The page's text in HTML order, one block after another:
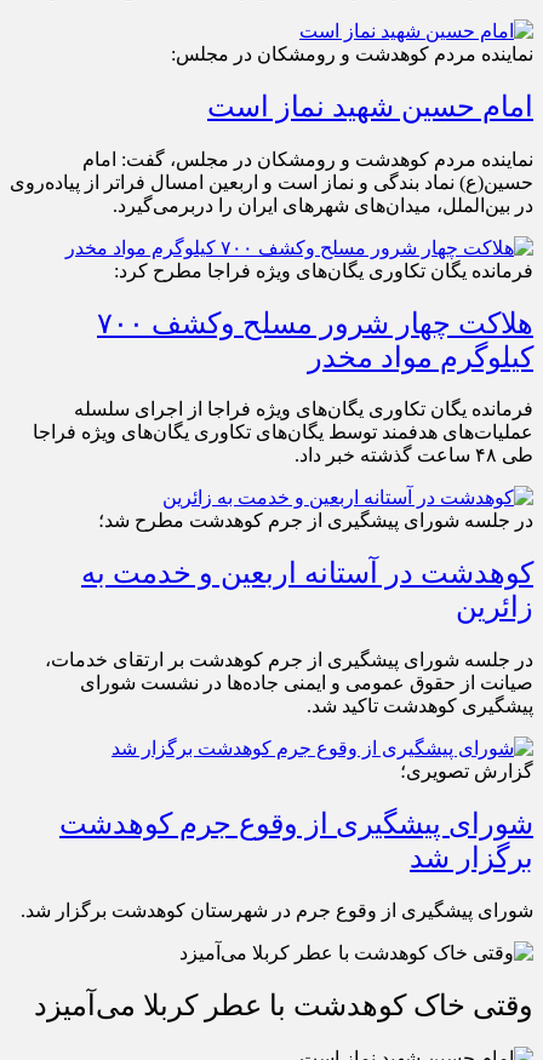
نماینده مردم کوهدشت و رومشکان در مجلس:
امام حسین شهید نماز است
نماینده مردم کوهدشت و رومشکان در مجلس، گفت: امام
حسین(ع) نماد بندگی و نماز است و اربعین امسال فراتر از پیاده‌روی
در بین‌الملل، میدان‌های شهرهای ایران را دربرمی‌گیرد.
فرمانده یگان تکاوری یگان‌های ویژه فراجا مطرح کرد:
هلاکت چهار شرور مسلح وکشف ۷۰۰
کیلوگرم مواد مخدر
فرمانده یگان تکاوری یگان‌های ویژه فراجا از اجرای سلسله
عملیات‌های هدفمند توسط یگان‌های تکاوری یگان‌های ویژه فراجا
طی ۴۸ ساعت گذشته خبر داد.
در جلسه شورای پیشگیری از جرم کوهدشت مطرح شد؛
کوهدشت در آستانه اربعین و خدمت‌ به
زائرین
در جلسه شورای پیشگیری از جرم کوهدشت بر ارتقای خدمات،
صیانت از حقوق عمومی و ایمنی جاده‌ها در نشست شورای
پیشگیری کوهدشت تاکید شد.
گزارش تصویری؛
شورای پیشگیری از وقوع جرم کوهدشت
برگزار شد
شورای پیشگیری از وقوع جرم در شهرستان کوهدشت برگزار شد.
وقتی خاک کوهدشت با عطر کربلا می‌آمیزد